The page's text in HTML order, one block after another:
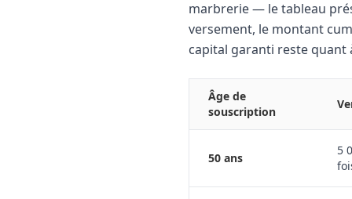
marbrerie — le tableau
versement, le montant
capital garanti reste quant
Âge de
souscription
50 ans
5